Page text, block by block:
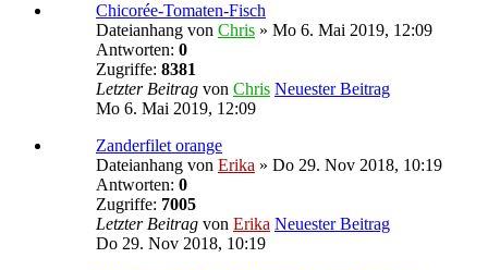
Chicorée-Tomaten-Fisch
Dateianhang von Chris » Mo 6. Mai 2019, 12:09
Antworten: 0
Zugriffe: 8381
Letzter Beitrag von Chris Neuester Beitrag
Mo 6. Mai 2019, 12:09
Zanderfilet orange
Dateianhang von Erika » Do 29. Nov 2018, 10:19
Antworten: 0
Zugriffe: 7005
Letzter Beitrag von Erika Neuester Beitrag
Do 29. Nov 2018, 10:19